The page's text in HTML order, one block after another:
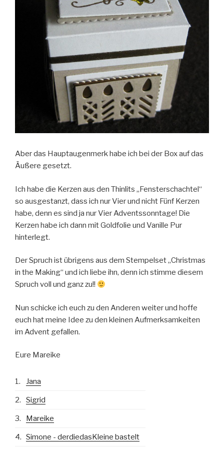
Aber das Hauptaugenmerk habe ich bei der Box auf das
Äußere gesetzt.
Ich habe die Kerzen aus den Thinlits „Fensterschachtel“
so ausgestanzt, dass ich nur Vier und nicht Fünf Kerzen
habe, denn es sind ja nur Vier Adventssonntage! Die
Kerzen habe ich dann mit Goldfolie und Vanille Pur
hinterlegt.
Der Spruch ist übrigens aus dem Stempelset „Christmas
in the Making“ und ich liebe ihn, denn ich stimme diesem
Spruch voll und ganz zu!!
Nun schicke ich euch zu den Anderen weiter und hoffe
euch hat meine Idee zu den kleinen Aufmerksamkeiten
im Advent gefallen.
Eure Mareike
1. Jana
2. Sigrid
3. Mareike
4. Simone - derdiedasKleine bastelt